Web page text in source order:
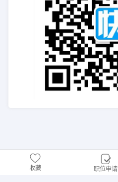
收藏 职位申请